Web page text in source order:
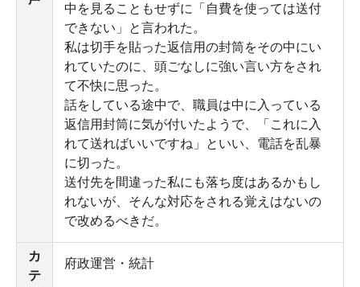
中を見ることもせずに「自費を使っては送付
できない」と言われた。
私は切手を貼った返信用の封筒をその中にい
れていたのに、頭ごなしに強い言い方をされ
て不快に思った。
話をしている途中で、職員は中に入っている
返信用封筒に気が付いたようで、「これに入
れて送ればいいですね」といい、電話を乱暴
に切った。
送付先を間違った私にも落ち度はあるかもし
れないが、そんな対応をされる覚えはないの
で改めるべきだ。
カ
テ
府政運営・統計